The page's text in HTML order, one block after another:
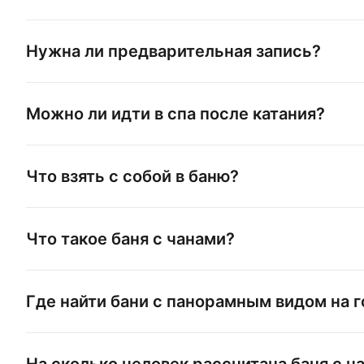
Нужна ли предварительная запись?
Можно ли идти в спа после катания?
Что взять с собой в баню?
Что такое баня с чанами?
Где найти бани с панорамным видом на